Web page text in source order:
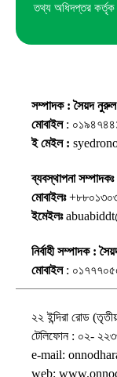
তথ্য অধিদপ্তর
সম্পাদক : সৈয়দ নুরুল
মোবাইল:
ই মেইল :
ব্যবস্থাপনা
মোবাইলঃ
ইমেইলঃ
নির্বাহী সম্পাদক :
মোবাইল:
২২ ইন্দিরা রোড
টেলিফোন : ০২-
e-mail:
web: